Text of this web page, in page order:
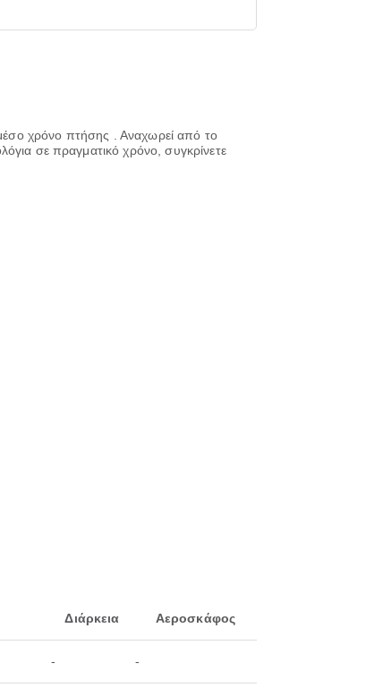
χρόνο πτήσης
. Αναχωρεί από το
σε πραγματικό χρόνο, συγκρίνετε
Διάρκεια Αεροσκάφος
- -